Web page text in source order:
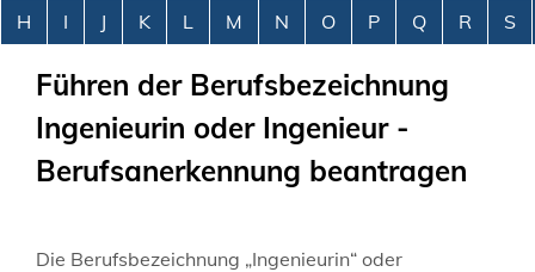
Alphabetisches Register überspringen
H I J K L M N O P Q R S
Führen der Berufsbezeichnung
Ingenieurin oder Ingenieur -
Berufsanerkennung beantragen
Die Berufsbezeichnung „Ingenieurin“ oder